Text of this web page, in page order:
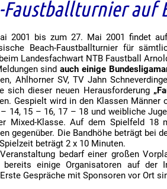
Faustballturnier auf
2001 bis zum 27. Mai 2001 findet
Beach-Faustballturnier für
Landesfachwart NTB Faustball
sindauch einige
Ahlhorner SV, TV Jahn
sich dieser neuen Herausforderung
Gespielt wird in den Klassen Männer
14, 15 – 16, 17 – 18 und weibliche
Mixed-Klasse. Auf dem Spielfeld
gegenüber. Die Bandhöhe beträgt bei
beträgt 2 x 10 Minuten.
bedarf einer großen
einige Organisatoren auf der
Gespräche mit Sponsoren vor Ort